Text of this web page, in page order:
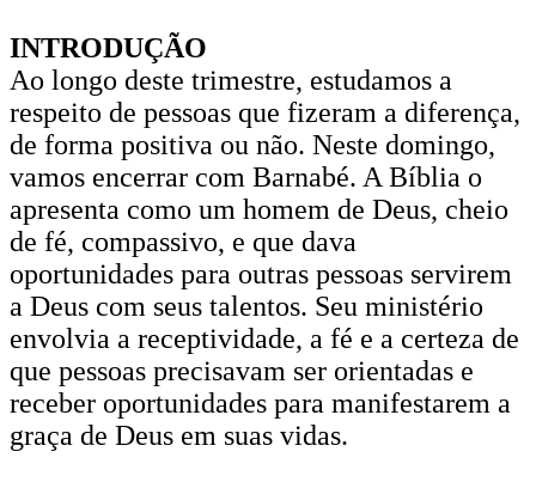
INTRODUÇÃO
Ao longo deste trimestre, estudamos a
respeito de pessoas que fizeram a diferença,
de forma positiva ou não. Neste domingo,
vamos encerrar com Barnabé. A Bíblia o
apresenta como um homem de Deus, cheio
de fé, compassivo, e que dava
oportunidades para outras pessoas servirem
a Deus com seus talentos. Seu ministério
envolvia a receptividade, a fé e a certeza de
que pessoas precisavam ser orientadas e
receber oportunidades para manifestarem a
graça de Deus em suas vidas.